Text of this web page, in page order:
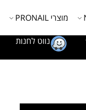
נווט לחנות
מוצרי PRONAIL